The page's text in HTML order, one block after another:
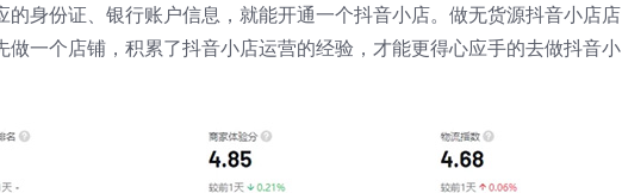
身份证、银行账户信息，就能开通一个抖音小店。做无货源抖音小店店
一个店铺，积累了抖音小店运营的经验，才能更得心应手的去做抖音小